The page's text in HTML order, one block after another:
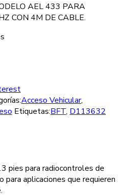
AEL 433 PARA
CON 4M DE CABLE.
Acceso Vehicular,
Etiquetas:BFT, D113632
pies para radiocontroles de
aplicaciones que requieren